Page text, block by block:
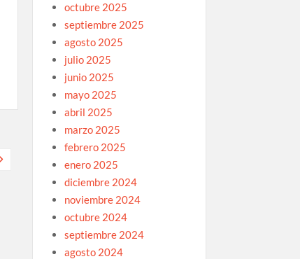
octubre 2025
septiembre 2025
agosto 2025
julio 2025
junio 2025
mayo 2025
abril 2025
marzo 2025
febrero 2025
enero 2025
diciembre 2024
noviembre 2024
octubre 2024
septiembre 2024
agosto 2024